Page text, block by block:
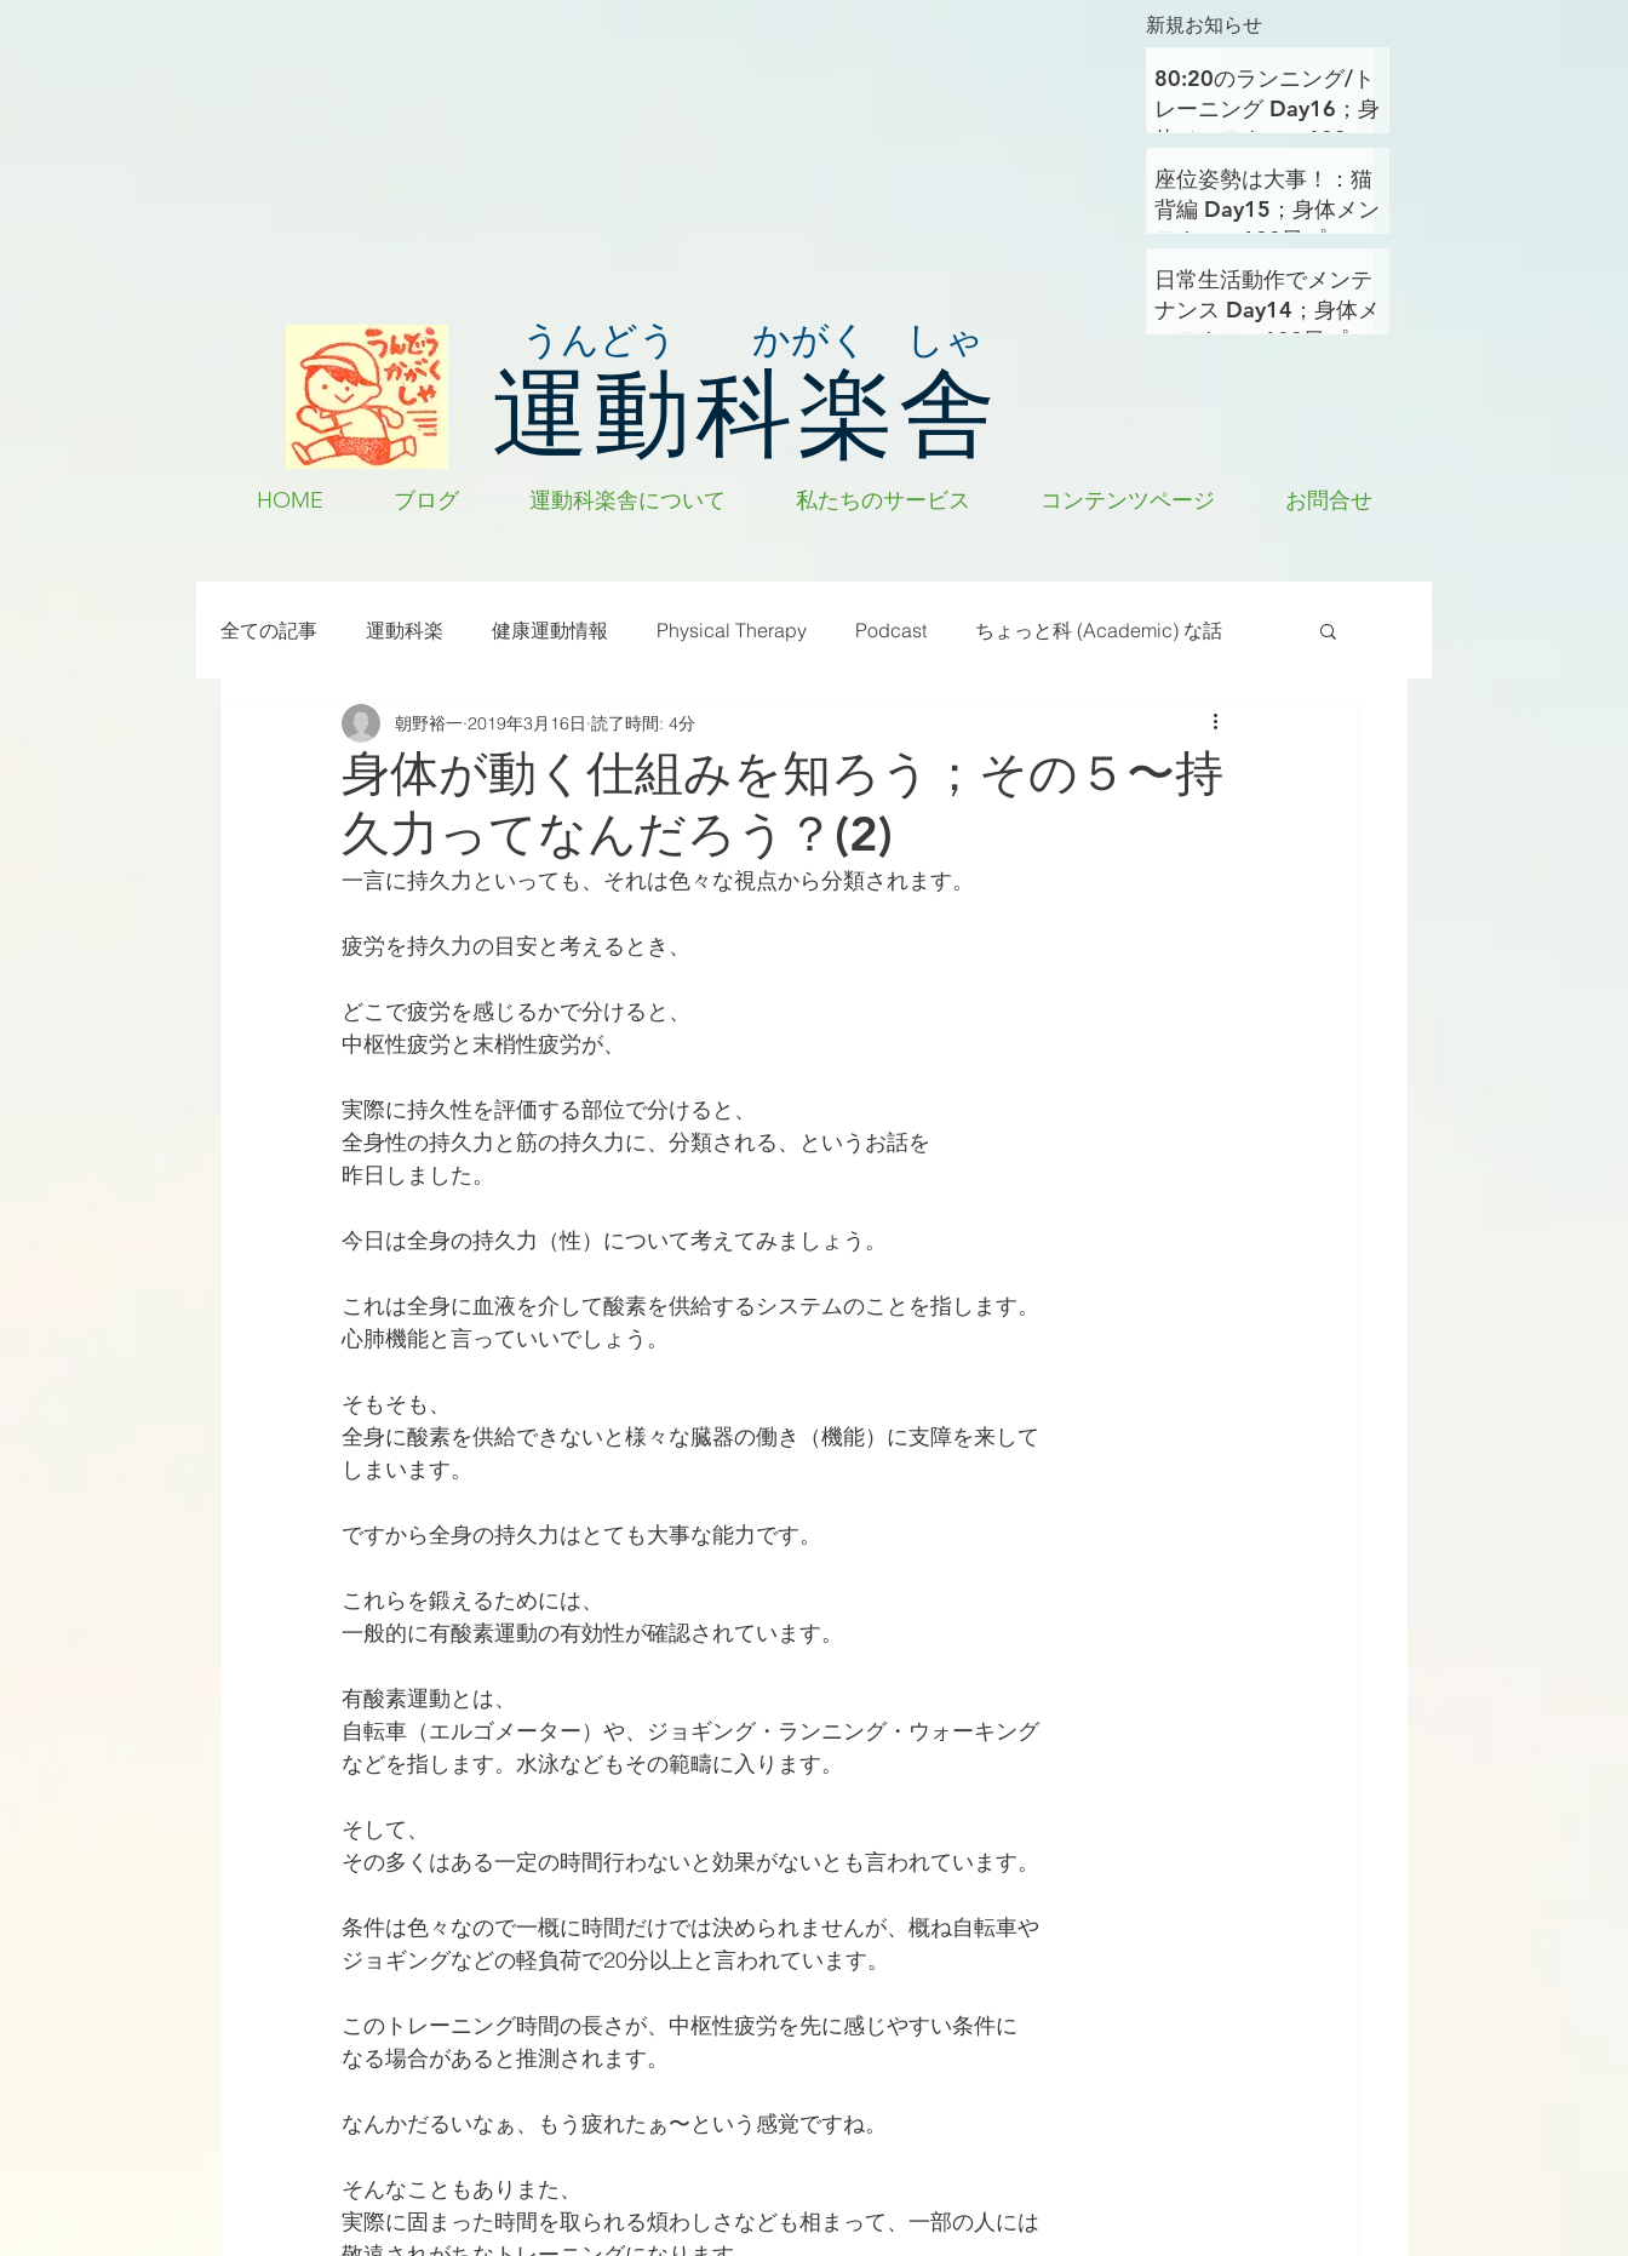
新規お知らせ
うんどう かがく しゃ
運動科楽舎
80:20のランニング/ト
レーニング Day16；身
体メンテナンス100日
プロジェクト
座位姿勢は大事！：猫
背編 Day15；身体メン
テナンス100日プロジ
ェクト
日常生活動作でメンテ
ナンス Day14；身体メ
ンテナンス100日プロ
HOME ブログ 運動科楽舎について 私たちのサービス コンテンツページ お問合せ
全ての記事 運動科楽 健康運動情報 Physical Therapy Podcast ちょっと科 (Academic) な話
ちょっと楽 (Entertainment) な話 雑感その他
RWC2019 ラグビー カラダフリー 身体運動 姿勢
身体が動く仕組みを知ろう；その５〜持
久力ってなんだろう？(2)
朝野裕一 2019年3月16日 読了時間: 4分
一言に持久力といっても、それは色々な視点から分類されます。
疲労を持久力の目安と考えるとき、
どこで疲労を感じるかで分けると、
中枢性疲労と末梢性疲労が、
実際に持久性を評価する部位で分けると、
全身性の持久力と筋の持久力に、分類される、というお話を
昨日しました。
今日は全身の持久力（性）について考えてみましょう。
これは全身に血液を介して酸素を供給するシステムのことを指します。
心肺機能と言っていいでしょう。
そもそも、
全身に酸素を供給できないと様々な臓器の働き（機能）に支障を来して
しまいます。
ですから全身の持久力はとても大事な能力です。
これらを鍛えるためには、
一般的に有酸素運動の有効性が確認されています。
有酸素運動とは、
自転車（エルゴメーター）や、ジョギング・ランニング・ウォーキング
などを指します。水泳などもその範疇に入ります。
そして、
その多くはある一定の時間行わないと効果がないとも言われています。
条件は色々なので一概に時間だけでは決められませんが、概ね自転車や
ジョギングなどの軽負荷で20分以上と言われています。
このトレーニング時間の長さが、中枢性疲労を先に感じやすい条件に
なる場合があると推測されます。
なんかだるいなぁ、もう疲れたぁ〜という感覚ですね。
そんなこともありまた、
実際に固まった時間を取られる煩わしさなども相まって、一部の人には